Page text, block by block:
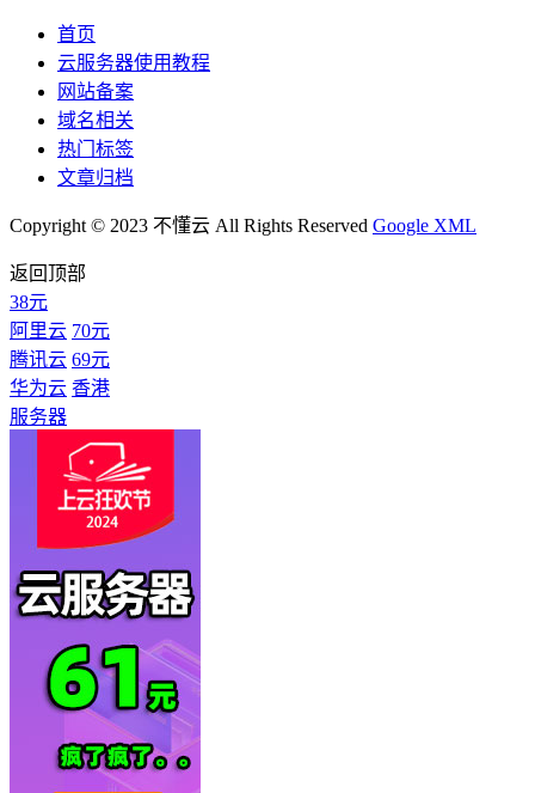
首页
云服务器使用教程
网站备案
域名相关
热门标签
文章归档
Copyright © 2023 不懂云 All Rights Reserved Google XML
返回顶部
38元
阿里云 70元
腾讯云 69元
华为云 香港
服务器